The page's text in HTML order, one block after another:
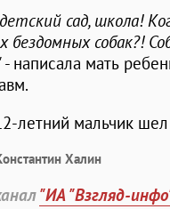
сад, школа!
бездомных собак?!
- написала мать
летний мальчик
Халин
"ИА "Взгляд-